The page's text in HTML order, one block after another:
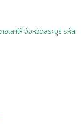
เสาไห้ จังหวัดสระบุรี รหัส